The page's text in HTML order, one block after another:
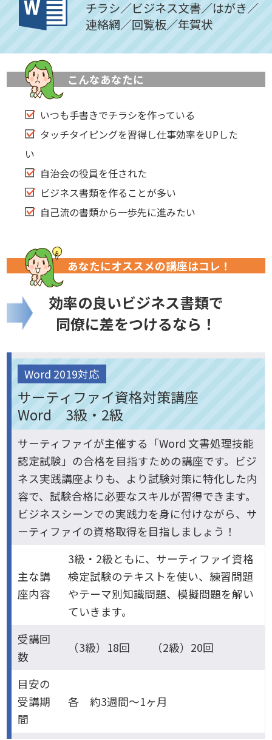
チラシ／ビジネス文書／はがき／
連絡網／回覧板／年賀状
こんなあなたに
いつも手書きでチラシを作っている
タッチタイピングを習得し仕事効率をUPした
い
自治会の役員を任された
ビジネス書類を作ることが多い
自己流の書類から一歩先に進みたい
あなたにオススメの講座はコレ！
効率の良いビジネス書類で
同僚に差をつけるなら！
Word 2019対応
サーティファイ資格対策講座
Word 3級・2級
サーティファイが主催する「Word 文書処理技能
認定試験」の合格を目指すための講座です。ビジ
ネス実践講座よりも、より試験対策に特化した内
容で、試験合格に必要なスキルが習得できます。
ビジネスシーンでの実践力を身に付けながら、サ
ーティファイの資格取得を目指しましょう！
主な講
座内容
3級・2級ともに、サーティファイ資格
検定試験のテキストを使い、練習問題
やテーマ別知識問題、模擬問題を解い
ていきます。
受講回
数
（3級）18回 （2級）20回
目安の
受講期
間
各 約3週間～1ヶ月